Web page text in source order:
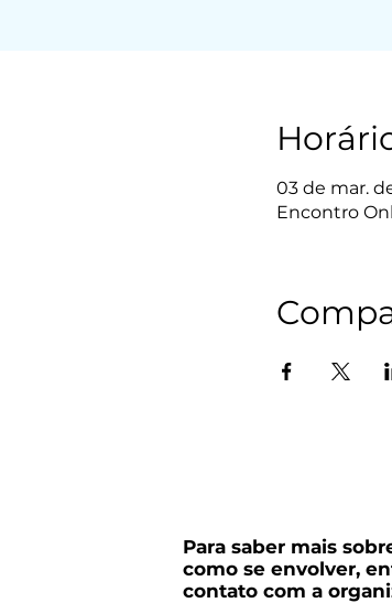
03 de mar.
Encontro
Para saber mais
como se envolver,
contato com a